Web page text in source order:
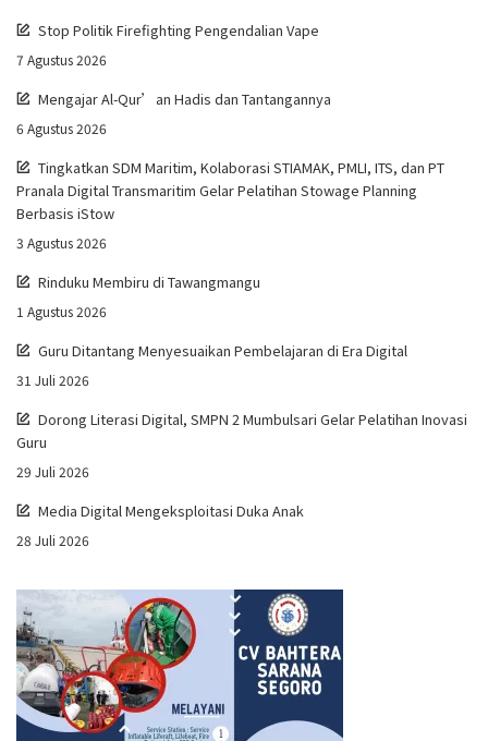
Stop Politik Firefighting Pengendalian Vape
7 Agustus 2026
Mengajar Al-Qur’an Hadis dan Tantangannya
6 Agustus 2026
Tingkatkan SDM Maritim, Kolaborasi STIAMAK, PMLI, ITS, dan PT
Pranala Digital Transmaritim Gelar Pelatihan Stowage Planning
Berbasis iStow
3 Agustus 2026
Rinduku Membiru di Tawangmangu
1 Agustus 2026
Guru Ditantang Menyesuaikan Pembelajaran di Era Digital
31 Juli 2026
Dorong Literasi Digital, SMPN 2 Mumbulsari Gelar Pelatihan Inovasi
Guru
29 Juli 2026
Media Digital Mengeksploitasi Duka Anak
28 Juli 2026